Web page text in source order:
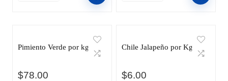
Pimiento Verde por kg
$78.00
Chile Jalapeño por Kg
$6.00